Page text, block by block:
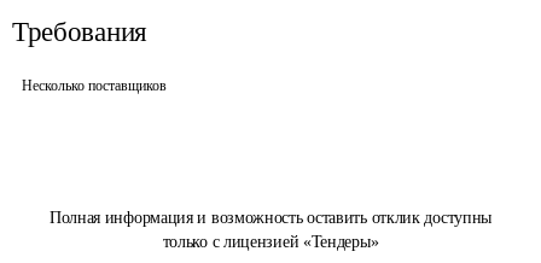
Полная информация и возможность оставить отклик доступны
только с лицензией «Тендеры»
Требования
Несколько поставщиков